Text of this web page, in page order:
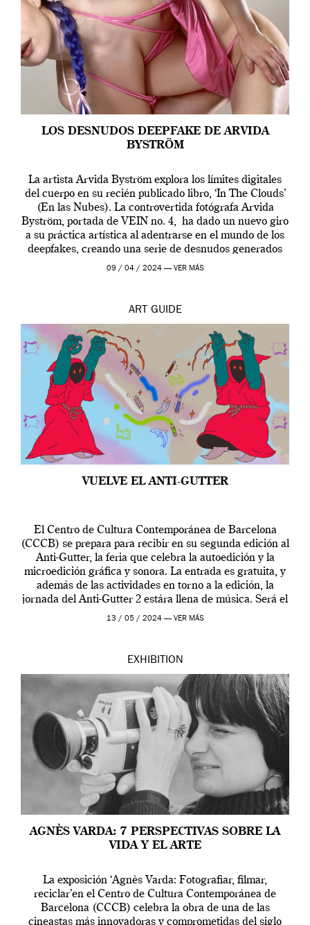
LOS DESNUDOS DEEPFAKE DE ARVIDA
BYSTRÖM
La artista Arvida Byström explora los límites digitales
del cuerpo en su recién publicado libro, ‘In The Clouds’
(En las Nubes). La controvertida fotógrafa Arvida
Byström, portada de VEIN no. 4, ha dado un nuevo giro
a su práctica artística al adentrarse en el mundo de los
deepfakes, creando una serie de desnudos generados
por […]
09 / 04 / 2024 — VER MÁS
ART GUIDE
VUELVE EL ANTI-GUTTER
El Centro de Cultura Contemporánea de Barcelona
(CCCB) se prepara para recibir en su segunda edición al
Anti-Gutter, la feria que celebra la autoedición y la
microedición gráfica y sonora. La entrada es gratuita, y
además de las actividades en torno a la edición, la
jornada del Anti-Gutter 2 estára llena de música. Será el
[…]
13 / 05 / 2024 — VER MÁS
EXHIBITION
AGNÈS VARDA: 7 PERSPECTIVAS SOBRE LA
VIDA Y EL ARTE
La exposición ‘Agnès Varda: Fotografiar, filmar,
reciclar’en el Centro de Cultura Contemporánea de
Barcelona (CCCB) celebra la obra de una de las
cineastas más innovadoras y comprometidas del siglo